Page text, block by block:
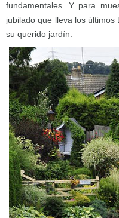
fundamentales. Y para
jubilado que lleva los
su querido jardín.